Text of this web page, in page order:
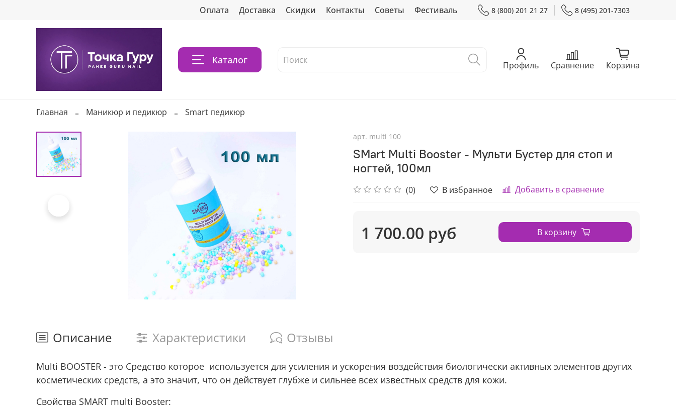
Оплата Доставка Скидки Контакты Советы Фестиваль 8 (800) 201 21 27 8 (495) 201-7303
Каталог Профиль Сравнение Корзина
Главная Маникюр и педикюр Smart педикюр
арт. multi 100
SMart Multi Booster - Мульти Бустер для стоп и
ногтей, 100мл
(0) В избранное Добавить в сравнение
1 700.00 руб В корзину
Описание Характеристики Отзывы
Multi BOOSTER - это Средство которое используется для усиления и ускорения воздействия биологически активных элементов других
косметических средств, а это значит, что он действует глубже и сильнее всех известных средств для кожи.
Свойства SMART multi Booster: